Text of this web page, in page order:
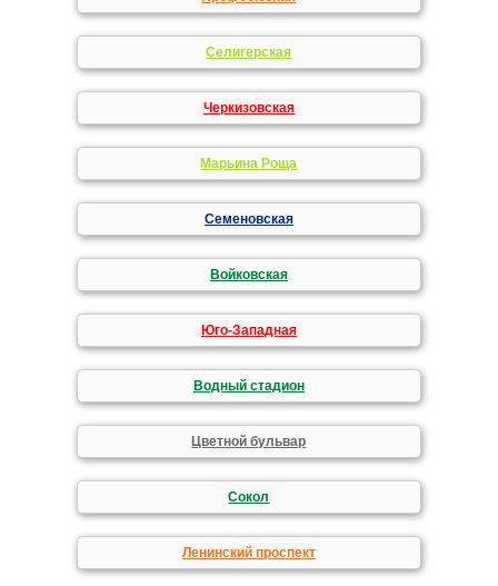
Селигерская
Черкизовская
Марьина Роща
Семеновская
Войковская
Юго-Западная
Водный стадион
Цветной бульвар
Сокол
Ленинский проспект